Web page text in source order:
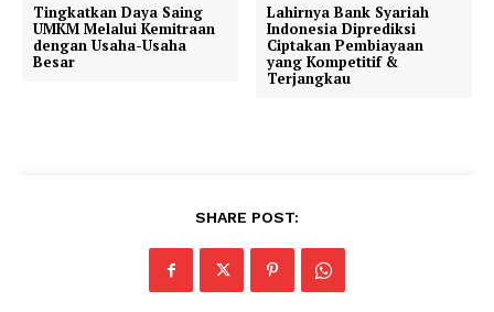
Tingkatkan Daya Saing
UMKM Melalui Kemitraan
dengan Usaha-Usaha
Besar
Lahirnya Bank Syariah
Indonesia Diprediksi
Ciptakan Pembiayaan
yang Kompetitif &
Terjangkau
SHARE POST: